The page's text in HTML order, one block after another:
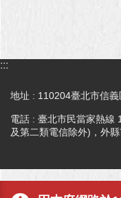
:::
地址 : 110204臺北市信
電話 : 臺北市民當家熱線
及第二類電信除外)，外